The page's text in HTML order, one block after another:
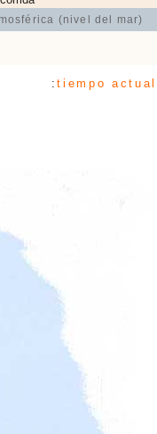
(nivel del mar)
:tiempo actual